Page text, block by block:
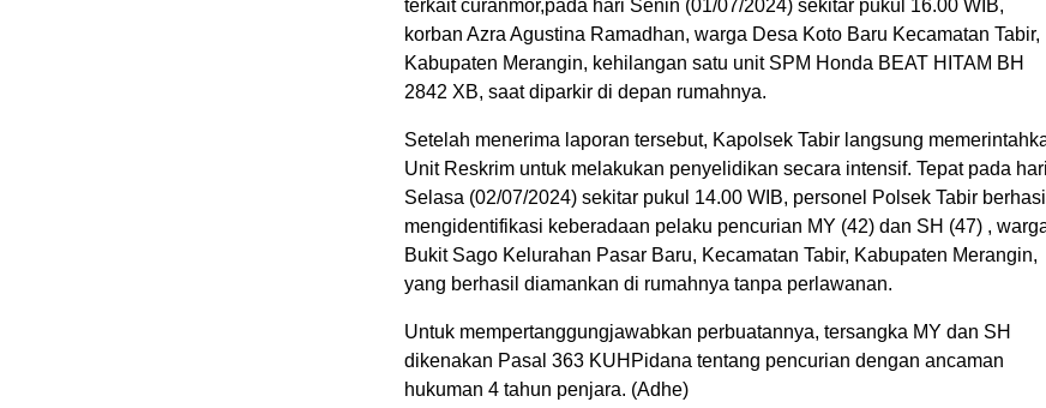
terkait curanmor,pada hari Senin (01/07/2024) sekitar pukul 16.00 WIB,
korban Azra Agustina Ramadhan, warga Desa Koto Baru Kecamatan Tabir,
Kabupaten Merangin, kehilangan satu unit SPM Honda BEAT HITAM BH
2842 XB, saat diparkir di depan rumahnya.
Setelah menerima laporan tersebut, Kapolsek Tabir langsung
Unit Reskrim untuk melakukan penyelidikan secara intensif. Tepat pada hari
Selasa (02/07/2024) sekitar pukul 14.00 WIB, personel Polsek Tabir berhasil
mengidentifikasi keberadaan pelaku pencurian MY (42) dan SH (47) ,
Bukit Sago Kelurahan Pasar Baru, Kecamatan Tabir, Kabupaten Merangin,
yang berhasil diamankan di rumahnya tanpa perlawanan.
Untuk mempertanggungjawabkan perbuatannya, tersangka MY dan SH
dikenakan Pasal 363 KUHPidana tentang pencurian dengan ancaman
hukuman 4 tahun penjara. (Adhe)